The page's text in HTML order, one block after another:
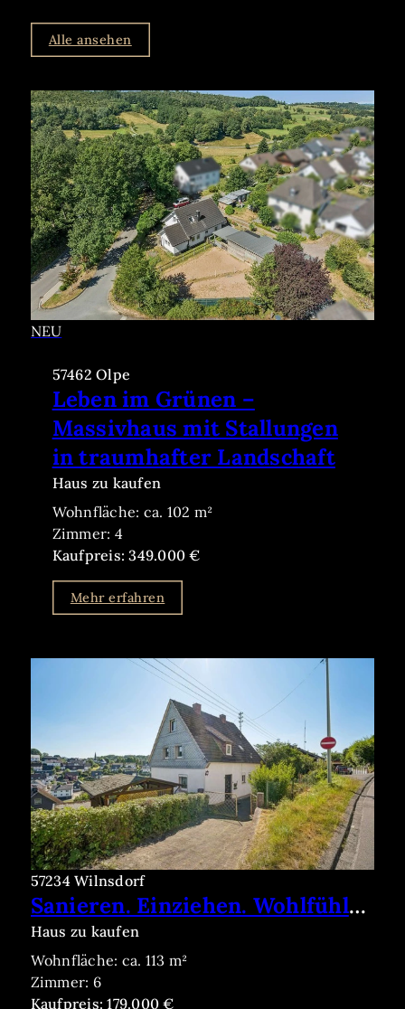
Alle ansehen
NEU
57462 Olpe
Leben im Grünen –
Massivhaus mit Stallungen
in traumhafter Landschaft
Haus zu kaufen
Wohnfläche: ca. 102 m²
Zimmer: 4
Kaufpreis: 349.000 €
Mehr erfahren
57234 Wilnsdorf
Sanieren. Einziehen. Wohlfühlen. Einfamilienhaus mit Garten, Garage in begehrter Wohnlage Rudersdorf
Haus zu kaufen
Wohnfläche: ca. 113 m²
Zimmer: 6
Kaufpreis: 179.000 €